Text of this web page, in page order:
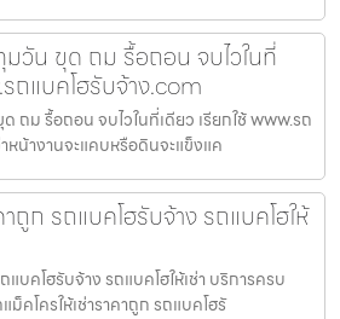
วัน ขุด ถม รื้อถอน จบไวในที่
ถแบคโฮรับจ้าง.com
ถม รื้อถอน จบไวในที่เดียว เรียกใช้ www.รถ
น้างานจะแคบหรือดินจะแข็งแค
าถูก รถแบคโฮรับจ้าง รถแบคโฮให้
แบคโฮรับจ้าง รถแบคโฮให้เช่า บริการครบ
ม็คโครให้เช่าราคาถูก รถแบคโฮรั